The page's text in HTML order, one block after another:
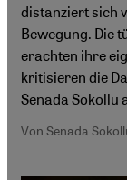
distanziert sich
Bewegung. Die
erachten ihre
kritisieren die
Senada Sokollu
Von Senada